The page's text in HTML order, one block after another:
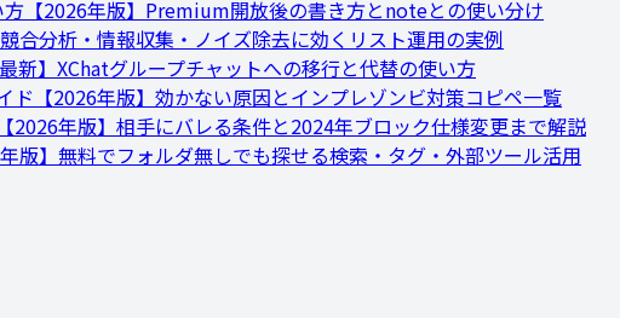
【2026年版】Premium開放後の書き方とnoteとの使い分け
合分析・情報収集・ノイズ除去に効くリスト運用の実例
新】XChatグループチャットへの移行と代替の使い方
ド【2026年版】効かない原因とインプレゾンビ対策コピペ一覧
2026年版】相手にバレる条件と2024年ブロック仕様変更まで解説
版】無料でフォルダ無しでも探せる検索・タグ・外部ツール活用